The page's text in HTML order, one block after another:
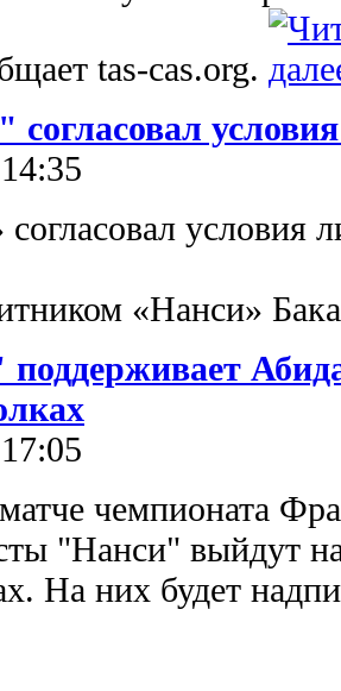
tas-cas.org.
условия
«Нанси»
матче чемпионата
"Нанси" выйдут
На них будет